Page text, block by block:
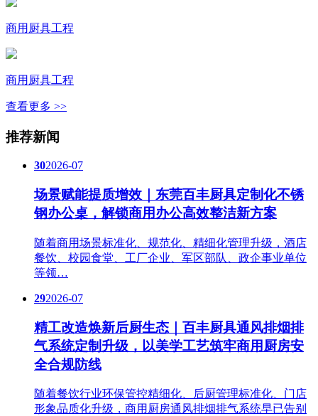
商用厨具工程
商用厨具工程
查看更多 >>
推荐新闻
302026-07
场景赋能提质增效｜东莞百丰厨具定制化不锈
钢办公桌，解锁商用办公高效整洁新方案
随着商用场景标准化、规范化、精细化管理升级，酒店
餐饮、校园食堂、工厂企业、军区部队、政企事业单位
等领…
292026-07
精工改造焕新后厨生态｜百丰厨具通风排烟排
气系统定制升级，以美学工艺筑牢商用厨房安
全合规防线
随着餐饮行业环保管控精细化、后厨管理标准化、门店
形象品质化升级，商用厨房通风排烟排气系统早已告别